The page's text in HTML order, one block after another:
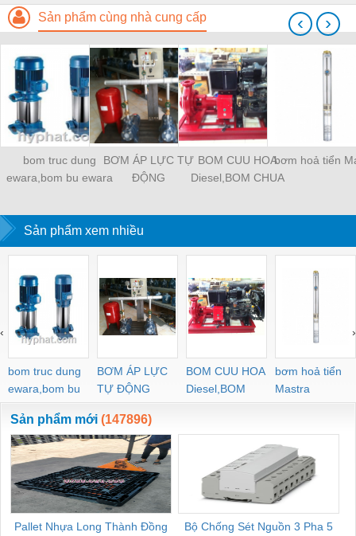
Sản phẩm cùng nhà cung cấp
bom truc dung
ewara,bom bu ewara
BƠM ÁP LỰC TỰ
ĐỘNG
BOM CUU HOA
Diesel,BOM CHUA
bơm hoả tiển
‹ ›
Sản phẩm xem nhiều
bom truc dung
ewara,bom bu
ewara
BƠM ÁP LỰC
TỰ ĐỘNG
BOM CUU HOA
Diesel,BOM
CHUA CHAY
bơm hoả tiển
Mastra
‹ ›
Sản phẩm mới (147896)
Pallet Nhựa Long Thành Đồng
Bộ Chống Sét Nguồn 3 Pha 5